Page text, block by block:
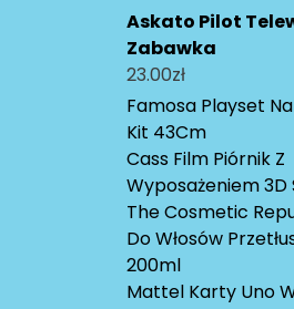
Askato Pilot
Zabawka
23.00zł
Famosa Playset
Kit 43Cm
Cass Film Piórnik Z
Wyposażeniem
The Cosmetic
Do Włosów
200ml
Mattel Karty Uno